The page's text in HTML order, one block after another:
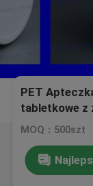
PET
tabletkowe z
kwadratowy,
MOQ：500szt